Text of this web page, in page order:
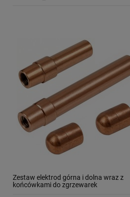
Zestaw elektrod górna i dolna wraz z
końcówkami do zgrzewarek